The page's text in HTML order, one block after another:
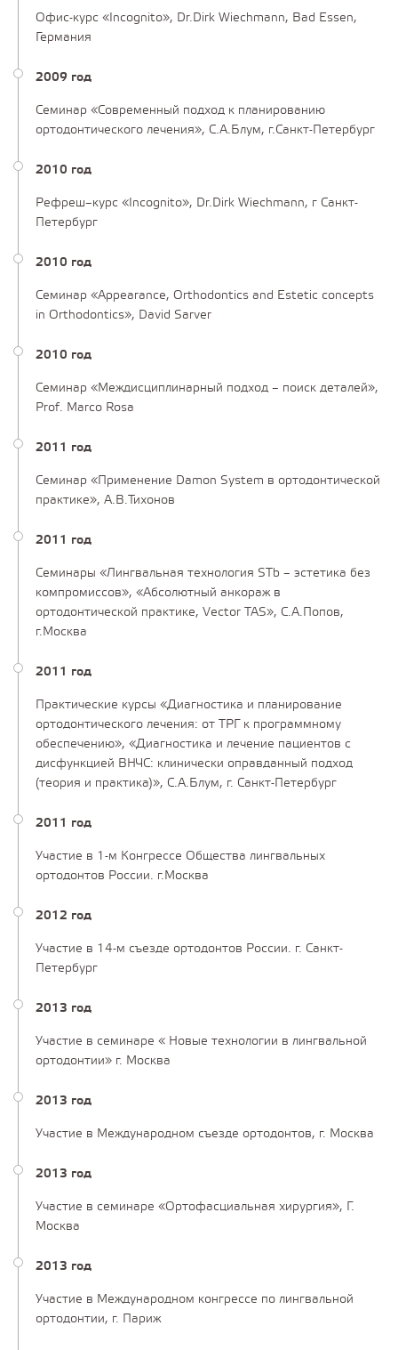
Офис-курс «Incognito», Dr.Dirk Wiechmann, Bad Essen,
Германия
2009 год
Семинар «Современный подход к планированию
ортодонтического лечения», С.А.Блум, г.Санкт-Петербург
2010 год
Рефреш–курс «Incognito», Dr.Dirk Wiechmann, г Санкт-
Петербург
2010 год
Семинар «Appearance, Orthodontics and Estetic concepts
in Orthodontics», David Sarver
2010 год
Семинар «Междисциплинарный подход – поиск деталей»,
Prof. Marco Rosa
2011 год
Семинар «Применение Damon System в ортодонтической
практике», А.В.Тихонов
2011 год
Семинары «Лингвальная технология STb – эстетика без
компромиссов», «Абсолютный анкораж в
ортодонтической практике, Vector TAS», С.А.Попов,
г.Москва
2011 год
Практические курсы «Диагностика и планирование
ортодонтического лечения: от ТРГ к программному
обеспечению», «Диагностика и лечение пациентов с
дисфункцией ВНЧС: клинически оправданный подход
(теория и практика)», С.А.Блум, г. Санкт-Петербург
2011 год
Участие в 1-м Конгрессе Общества лингвальных
ортодонтов России. г.Москва
2012 год
Участие в 14-м съезде ортодонтов России. г. Санкт-
Петербург
2013 год
Участие в семинаре « Новые технологии в лингвальной
ортодонтии» г. Москва
2013 год
Участие в Международном съезде ортодонтов, г. Москва
2013 год
Участие в семинаре «Ортофасциальная хирургия», Г.
Москва
2013 год
Участие в Международном конгрессе по лингвальной
ортодонтии, г. Париж